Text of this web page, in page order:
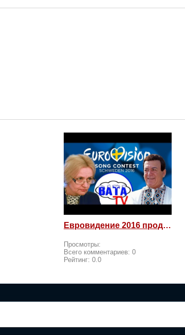
Евровидение 2016 продолжается! Россия возмущается и посылает
Просмотры:
Всего комментариев: 0
Рейтинг: 0.0